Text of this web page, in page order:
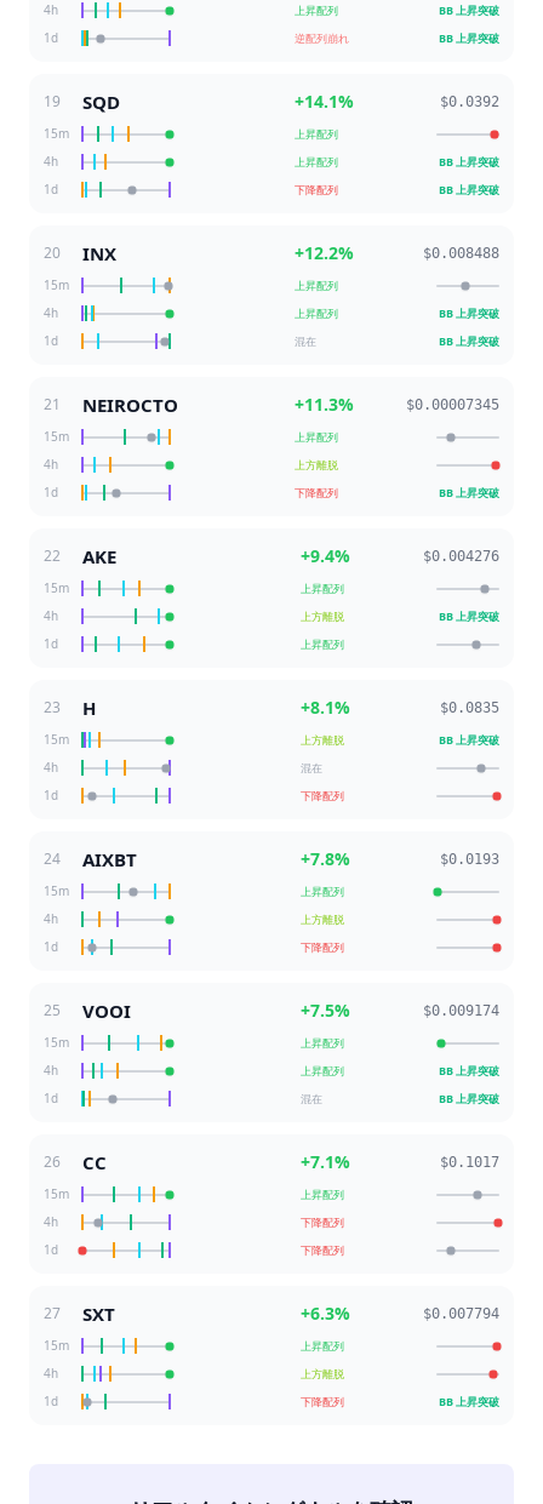
4h 上昇配列 BB 上昇突破
1d 逆配列崩れ BB 上昇突破
19 SQD +14.1%
$0.0392
15m
上昇配列
4h 上昇配列 BB 上昇突破
1d 下降配列 BB 上昇突破
20 INX +12.2%
$0.008488
15m
上昇配列
4h 上昇配列 BB 上昇突破
1d 混在 BB 上昇突破
21 NEIROCTO +11.3%
$0.00007345
15m
上昇配列
4h 上方離脱
1d 下降配列 BB 上昇突破
22 AKE +9.4%
$0.004276
15m
上昇配列
4h 上方離脱 BB 上昇突破
1d 上昇配列
23 H +8.1%
$0.0835
15m
上方離脱 BB 上昇突破
4h 混在
1d 下降配列
24 AIXBT +7.8%
$0.0193
15m
上昇配列
4h 上方離脱
1d 下降配列
25 VOOI +7.5%
$0.009174
15m
上昇配列
4h 上昇配列 BB 上昇突破
1d 混在 BB 上昇突破
26 CC +7.1%
$0.1017
15m
上昇配列
4h 下降配列
1d 下降配列
27 SXT +6.3%
$0.007794
15m
上昇配列
4h 上方離脱
1d 下降配列 BB 上昇突破